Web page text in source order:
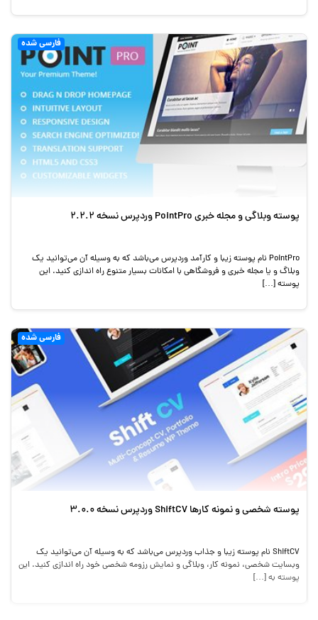
فارسی شده
پوسته وبلاگی و مجله خبری PointPro وردپرس نسخه 2.2.2
PointPro نام پوسته زیبا و کارآمد وردپرس می‌باشد که به وسیله آن می‌توانید یک
وبلاگ و یا مجله خبری و فروشگاهی با امکانات بسیار متنوع راه اندازی کنید. این
پوسته […]
فارسی شده
پوسته شخصی و نمونه کارها ShiftCV وردپرس نسخه 3.0.0
ShiftCV نام پوسته زیبا و جذاب وردپرس می‌باشد که به وسیله آن می‌توانید یک
وبسایت شخصی، نمونه کار، وبلاگی و نمایش رزومه شخصی خود راه اندازی کنید. این
پوسته به […]